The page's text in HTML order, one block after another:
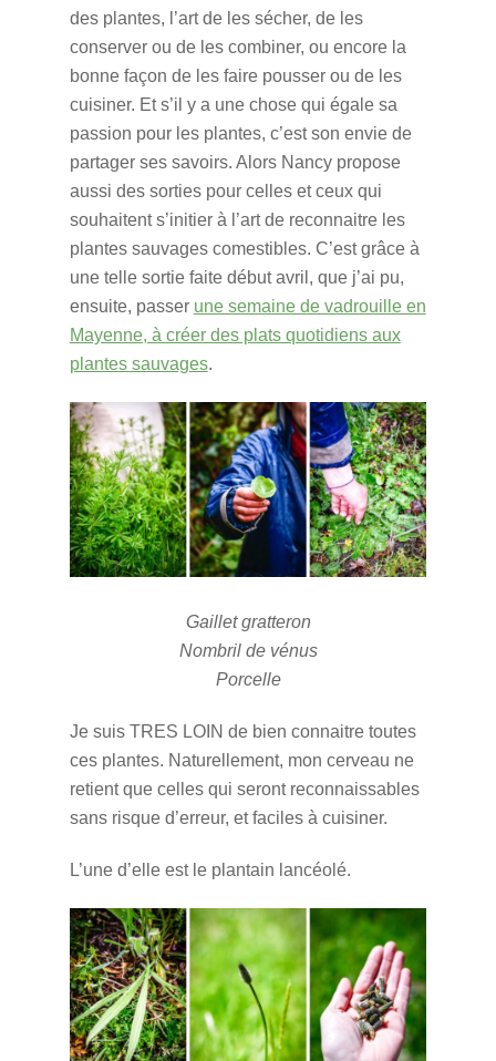
des plantes, l’art de les sécher, de les
conserver ou de les combiner, ou encore la
bonne façon de les faire pousser ou de les
cuisiner. Et s’il y a une chose qui égale sa
passion pour les plantes, c’est son envie de
partager ses savoirs. Alors Nancy propose
aussi des sorties pour celles et ceux qui
souhaitent s’initier à l’art de reconnaitre les
plantes sauvages comestibles. C’est grâce à
une telle sortie faite début avril, que j’ai pu,
ensuite, passer une semaine de vadrouille en
Mayenne, à créer des plats quotidiens aux
plantes sauvages.
Gaillet gratteron
Nombril de vénus
Porcelle
Je suis TRES LOIN de bien connaitre toutes
ces plantes. Naturellement, mon cerveau ne
retient que celles qui seront reconnaissables
sans risque d’erreur, et faciles à cuisiner.
L’une d’elle est le plantain lancéolé.